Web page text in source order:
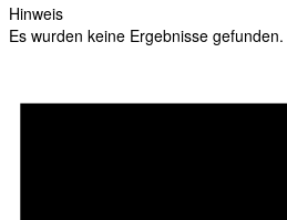
Hinweis
Es wurden keine Ergebnisse gefunden.